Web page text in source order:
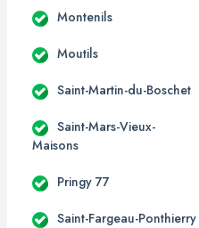
Montenils
Moutils
Saint-Martin-du-Boschet
Saint-Mars-Vieux-
Maisons
Pringy 77
Saint-Fargeau-Ponthierry